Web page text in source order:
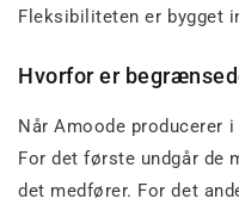
Fleksibiliteten er bygget
Hvorfor er
Når Amoode producerer
For det første undgår de
det medfører. For det